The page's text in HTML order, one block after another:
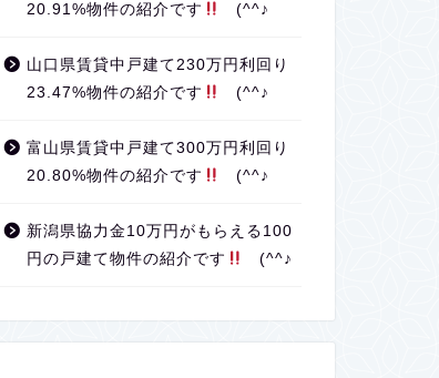
20.91%物件の紹介です
(^^♪
山口県賃貸中戸建て230万円利回り
23.47%物件の紹介です
(^^♪
富山県賃貸中戸建て300万円利回り
20.80%物件の紹介です
(^^♪
新潟県協力金10万円がもらえる100
円の戸建て物件の紹介です
(^^♪